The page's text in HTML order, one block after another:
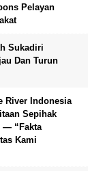
Pelayan
Sukadiri
Dan Turun
River Indonesia
Sepihak
— “Fakta
Kami